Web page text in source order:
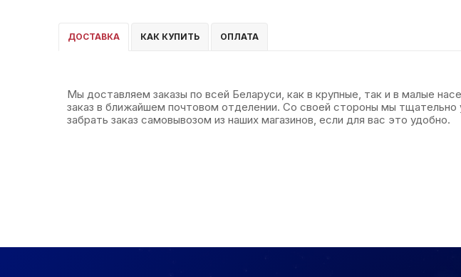
ДОСТАВКА КАК КУПИТЬ ОПЛАТА
Мы доставляем заказы по всей Беларуси, как в крупные, так и в малые
заказ в ближайшем почтовом отделении. Со своей стороны мы
забрать заказ самовывозом из наших магазинов, если для вас это удобно.